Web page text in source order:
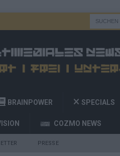
BRAINPOWER SPECIALS
COZMO NEWS
PRESSE